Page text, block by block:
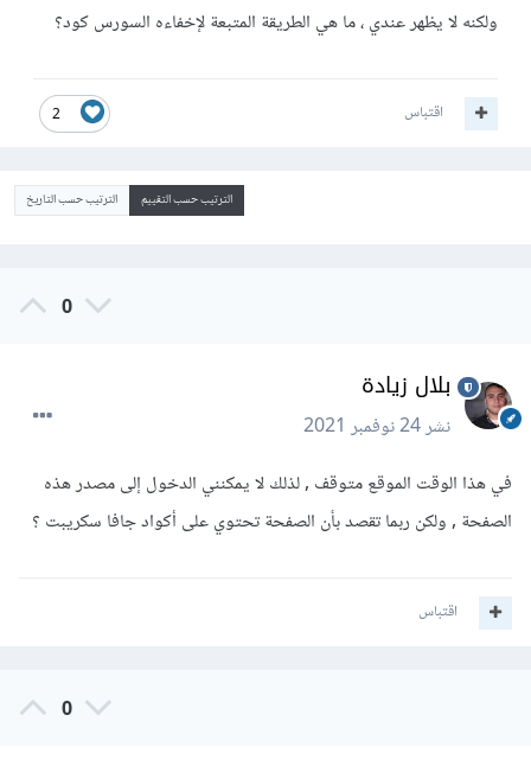
ولكنه لا يظهر عندي ، ما هي الطريقة المتبعة لإخفاءه السورس كود؟
2 اقتباس
الترتيب حسب التقييم الترتيب حسب التاريخ
0
بلال زيادة
نشر24 نوفمبر 2021
في هذا الوقت الموقع متوقف , لذلك لا يمكنني الدخول إلى مصدر هذه
الصفحة , ولكن ربما تقصد بأن الصفحة تحتوي على أكواد جافا سكريبت ؟
اقتباس
0